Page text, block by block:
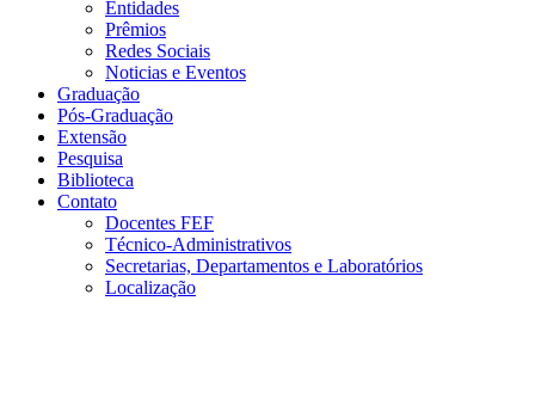
Entidades
Prêmios
Redes Sociais
Noticias e Eventos
Graduação
Pós-Graduação
Extensão
Pesquisa
Biblioteca
Contato
Docentes FEF
Técnico-Administrativos
Secretarias, Departamentos e Laboratórios
Localização